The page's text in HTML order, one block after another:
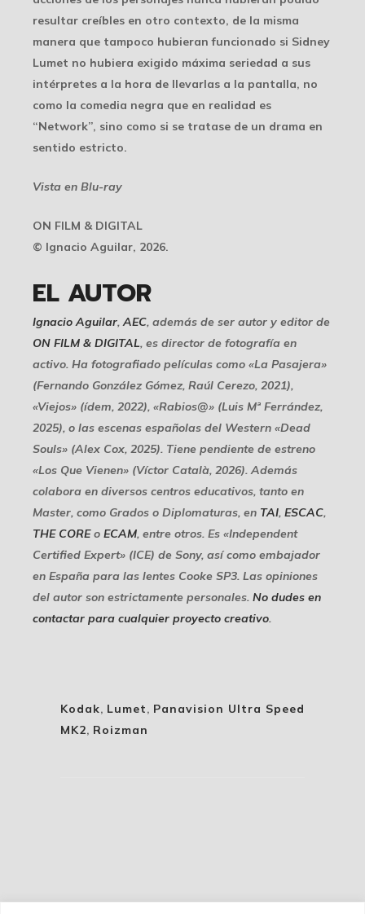
resultar creíbles en otro contexto, de la misma
manera que tampoco hubieran funcionado si Sidney
Lumet no hubiera exigido máxima seriedad a sus
intérpretes a la hora de llevarlas a la pantalla, no
como la comedia negra que en realidad es
“Network”, sino como si se tratase de un drama en
sentido estricto.
Vista en Blu-ray
ON FILM & DIGITAL
© Ignacio Aguilar, 2026.
EL AUTOR
Ignacio Aguilar,AEC, además de ser autor y editor de
ON FILM & DIGITAL, es director de fotografía en
activo. Ha fotografiado películas como «La Pasajera»
(Fernando González Gómez, Raúl Cerezo, 2021),
«Viejos» (ídem, 2022), «Rabios@» (Luis Mª Ferrández,
2025), o las escenas españolas del Western «Dead
Souls» (Alex Cox, 2025). Tiene pendiente de estreno
«Los Que Vienen» (Víctor Català, 2026). Además
colabora en diversos centros educativos, tanto en
Master, como Grados o Diplomaturas, en TAI, ESCAC,
THE COREo ECAM, entre otros. Es «Independent
Certified Expert» (ICE) de Sony, así como embajador
en España para las lentes Cooke SP3. Las opiniones
del autor son estrictamente personales. No dudes en
contactar para cualquier proyecto creativo.
Kodak, Lumet, Panavision Ultra Speed
MK2, Roizman